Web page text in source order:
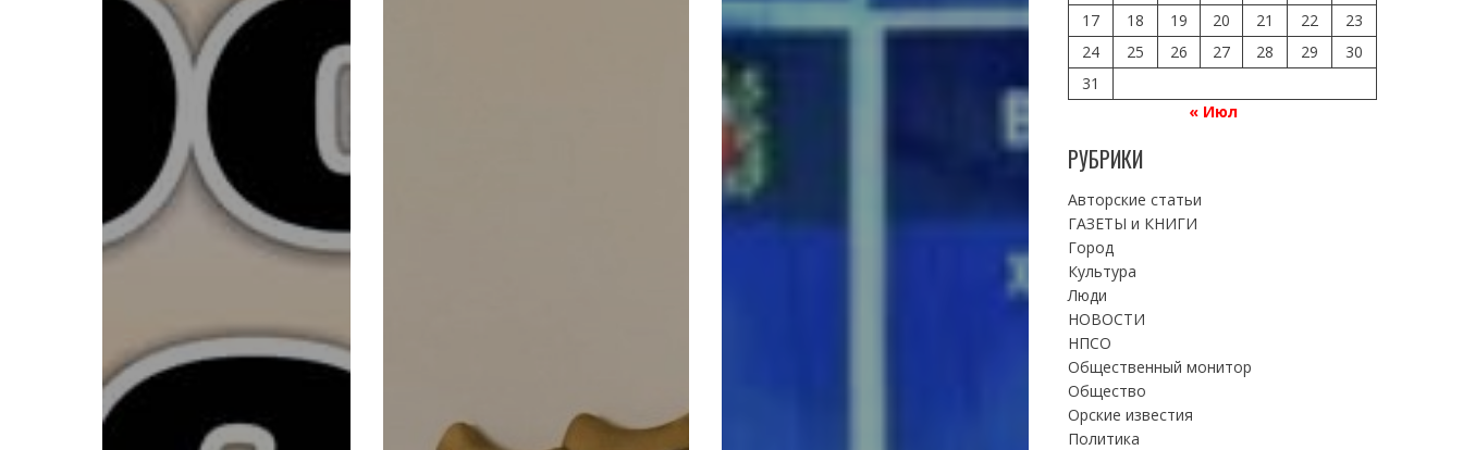
17
18 19 20 21 22
23
24
25 26 27 28 29
30
31
« Июл
РУБРИКИ
Авторские статьи
ГАЗЕТЫ и КНИГИ
Город
Культура
Люди
НОВОСТИ
НПСО
Общественный монитор
Общество
Орские известия
Политика